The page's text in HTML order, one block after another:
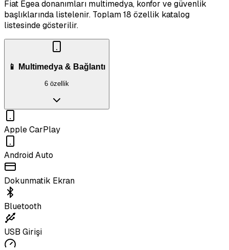
Fiat Egea donanımları multimedya, konfor ve güvenlik
başlıklarında listelenir. Toplam 18 özellik katalog
listesinde gösterilir.
📱 Multimedya & Bağlantı
6 özellik
Apple CarPlay
Android Auto
Dokunmatik Ekran
Bluetooth
USB Girişi